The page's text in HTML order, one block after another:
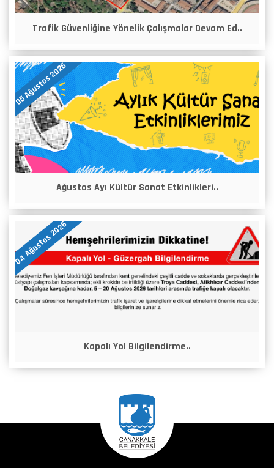
Trafik Güvenliğine Yönelik Çalışmalar Devam Ed..
05 Ağustos 2026
Ağustos Ayı Kültür Sanat Etkinlikleri..
04 Ağustos 2026
Kapalı Yol Bilgilendirme..